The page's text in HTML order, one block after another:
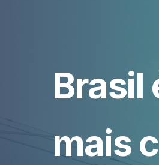
Brasil
mais